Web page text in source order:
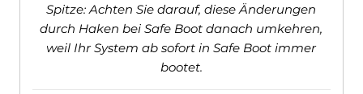
Spitze: Achten Sie darauf, diese Änderungen
durch Haken bei Safe Boot danach umkehren,
weil Ihr System ab sofort in Safe Boot immer
bootet.